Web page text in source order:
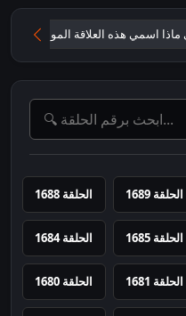
اسمي هذه العلاقة الموسم الثاني
الحلقة 1689 الحلقة 1688
الحلقة 1685 الحلقة 1684
الحلقة 1681 الحلقة 1680